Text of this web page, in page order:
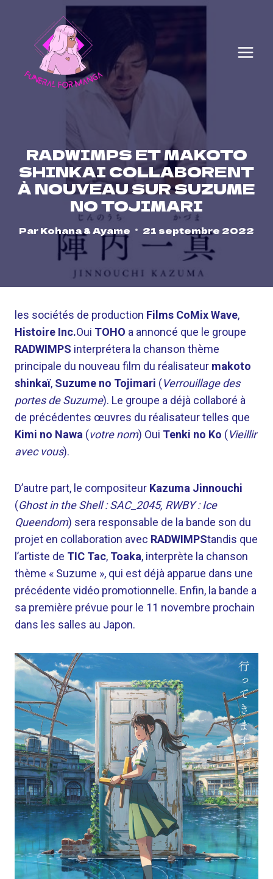
content
RADWIMPS ET MAKOTO
SHINKAI COLLABORENT
À NOUVEAU SUR SUZUME
NO TOJIMARI
ParKohana & Ayame 21 septembre 2022
les sociétés de production Films CoMix Wave,
Histoire Inc.Oui TOHO a annoncé que le groupe
RADWIMPS interprétera la chanson thème
principale du nouveau film du réalisateur makoto
shinkaï, Suzume no Tojimari (Verrouillage des
portes de Suzume). Le groupe a déjà collaboré à
de précédentes œuvres du réalisateur telles que
Kimi no Nawa (votre nom) Oui Tenki no Ko (Vieillir
avec vous).
D’autre part, le compositeur Kazuma Jinnouchi
(Ghost in the Shell : SAC_2045, RWBY : Ice
Queendom) sera responsable de la bande son du
projet en collaboration avec RADWIMPStandis que
l’artiste de TIC Tac, Toaka, interprète la chanson
thème « Suzume », qui est déjà apparue dans une
précédente vidéo promotionnelle. Enfin, la bande a
sa première prévue pour le 11 novembre prochain
dans les salles au Japon.